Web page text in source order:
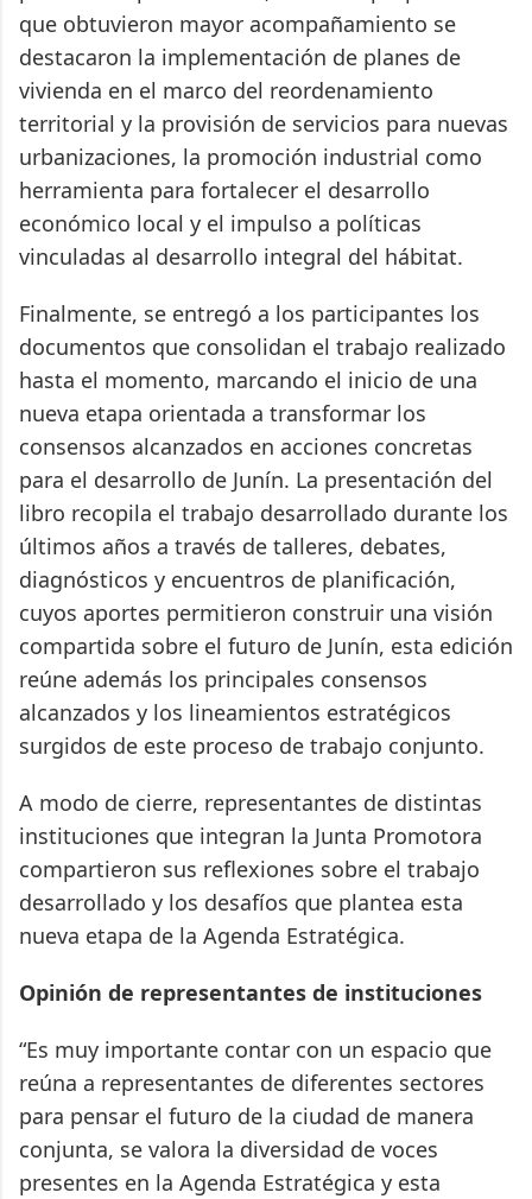
que obtuvieron mayor acompañamiento se
destacaron la implementación de planes de
vivienda en el marco del reordenamiento
territorial y la provisión de servicios para nuevas
urbanizaciones, la promoción industrial como
herramienta para fortalecer el desarrollo
económico local y el impulso a políticas
vinculadas al desarrollo integral del hábitat.
Finalmente, se entregó a los participantes los
documentos que consolidan el trabajo realizado
hasta el momento, marcando el inicio de una
nueva etapa orientada a transformar los
consensos alcanzados en acciones concretas
para el desarrollo de Junín. La presentación del
libro recopila el trabajo desarrollado durante los
últimos años a través de talleres, debates,
diagnósticos y encuentros de planificación,
cuyos aportes permitieron construir una visión
compartida sobre el futuro de Junín, esta edición
reúne además los principales consensos
alcanzados y los lineamientos estratégicos
surgidos de este proceso de trabajo conjunto.
A modo de cierre, representantes de distintas
instituciones que integran la Junta Promotora
compartieron sus reflexiones sobre el trabajo
desarrollado y los desafíos que plantea esta
nueva etapa de la Agenda Estratégica.
Opinión de representantes de instituciones
“Es muy importante contar con un espacio que
reúna a representantes de diferentes sectores
para pensar el futuro de la ciudad de manera
conjunta, se valora la diversidad de voces
presentes en la Agenda Estratégica y esta